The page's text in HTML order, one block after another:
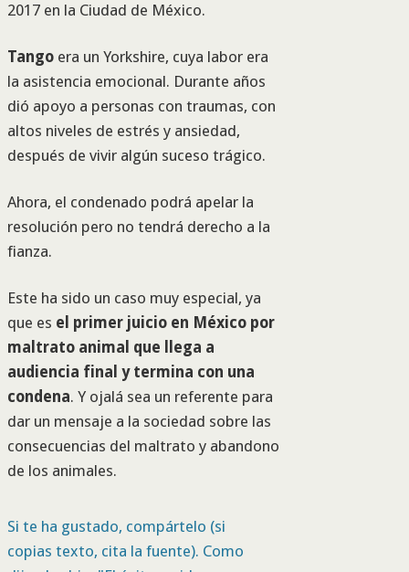
2017 en la Ciudad de México.
Tangoera un Yorkshire, cuya labor era
la asistencia emocional. Durante años
dió apoyo a personas con traumas, con
altos niveles de estrés y ansiedad,
después de vivir algún suceso trágico.
Ahora, el condenado podrá apelar la
resolución pero no tendrá derecho a la
fianza.
Este ha sido un caso muy especial, ya
que es el primer juicio en México por
maltrato animal que llega a
audiencia final y termina con una
condena. Y ojalá sea un referente para
dar un mensaje a la sociedad sobre las
consecuencias del maltrato y abandono
de los animales.
Si te ha gustado, compártelo (si
copias texto, cita la fuente). Como